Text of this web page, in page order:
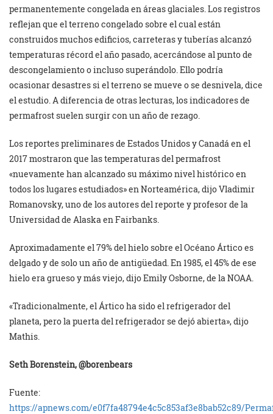
permanentemente congelada en áreas glaciales. Los registros
reflejan que el terreno congelado sobre el cual están
construidos muchos edificios, carreteras y tuberías alcanzó
temperaturas récord el año pasado, acercándose al punto de
descongelamiento o incluso superándolo. Ello podría
ocasionar desastres si el terreno se mueve o se desnivela, dice
el estudio. A diferencia de otras lecturas, los indicadores de
permafrost suelen surgir con un año de rezago.
Los reportes preliminares de Estados Unidos y Canadá en el
2017 mostraron que las temperaturas del permafrost
«nuevamente han alcanzado su máximo nivel histórico en
todos los lugares estudiados» en Norteamérica, dijo Vladimir
Romanovsky, uno de los autores del reporte y profesor de la
Universidad de Alaska en Fairbanks.
Aproximadamente el 79% del hielo sobre el Océano Ártico es
delgado y de solo un año de antigüedad. En 1985, el 45% de ese
hielo era grueso y más viejo, dijo Emily Osborne, de la NOAA.
«Tradicionalmente, el Ártico ha sido el refrigerador del
planeta, pero la puerta del refrigerador se dejó abierta», dijo
Mathis.
Seth Borenstein, @borenbears
Fuente:
https://apnews.com/e0f7fa48794e4c5c853af3e8bab52c89/